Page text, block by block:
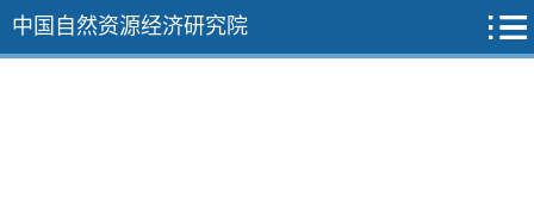
中国自然资源经济研究院